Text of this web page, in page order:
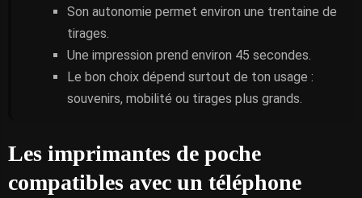
Son autonomie permet environ une trentaine de
tirages.
Une impression prend environ 45 secondes.
Le bon choix dépend surtout de ton usage :
souvenirs, mobilité ou tirages plus grands.
Les imprimantes de poche
compatibles avec un téléphone